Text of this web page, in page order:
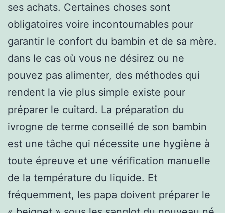
ses achats. Certaines choses sont
obligatoires voire incontournables pour
garantir le confort du bambin et de sa mère.
dans le cas où vous ne désirez ou ne
pouvez pas alimenter, des méthodes qui
rendent la vie plus simple existe pour
préparer le cuitard. La préparation du
ivrogne de terme conseillé de son bambin
est une tâche qui nécessite une hygiène à
toute épreuve et une vérification manuelle
de la température du liquide. Et
fréquemment, les papa doivent préparer le